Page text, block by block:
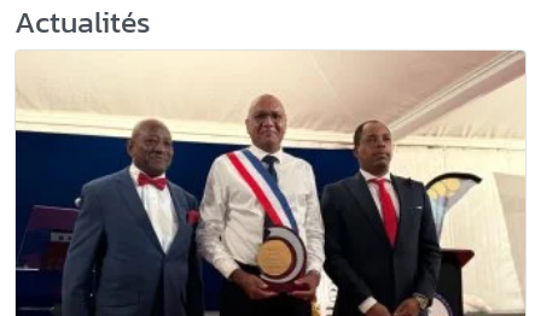
Actualités